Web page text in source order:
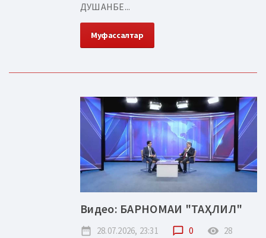
ДУШАНБЕ...
Муфассалтар
Видео: БАРНОМАИ "ТАҲЛИЛ"
date_range 28.07.2026, 23:31 chat_bubble_outline 0 remove_red_eye 28